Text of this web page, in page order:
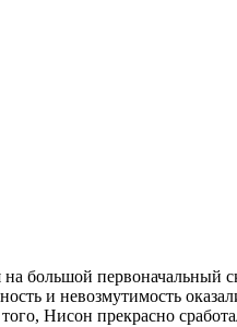
большой первоначальный
и невозмутимость
Нисон прекрасно